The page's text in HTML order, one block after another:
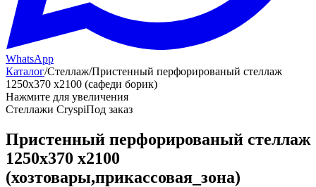
WhatsApp
Каталог/Стеллаж/Пристенный перфорированый стеллаж
1250х370 х2100 (сафеди борик)
Нажмите для увеличения
Стеллажи CryspiПод заказ
Пристенный перфорированый стеллаж
1250х370 х2100
(хозтовары,прикассовая_зона)